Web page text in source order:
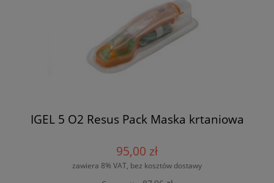
IGEL 5 O2 Resus Pack Maska krtaniowa
95,00 zł
zawiera 8% VAT, bez kosztów dostawy